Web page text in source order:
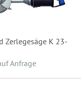
Zerlegesäge K 23-
Anfrage